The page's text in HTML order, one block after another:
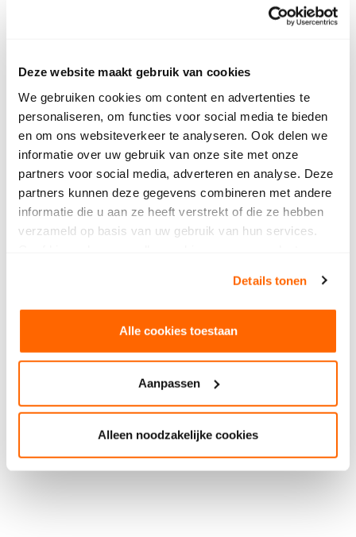
Deze website maakt gebruik van cookies
We gebruiken cookies om content en advertenties te
personaliseren, om functies voor social media te bieden
en om ons websiteverkeer te analyseren. Ook delen we
informatie over uw gebruik van onze site met onze
partners voor social media, adverteren en analyse. Deze
partners kunnen deze gegevens combineren met andere
informatie die u aan ze heeft verstrekt of die ze hebben
verzameld op basis van uw gebruik van hun services.
Details tonen
Alle cookies toestaan
Aanpassen
Alleen noodzakelijke cookies